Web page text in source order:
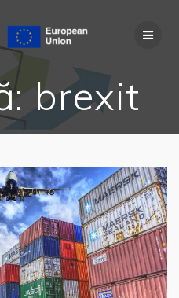
to
content
brexit